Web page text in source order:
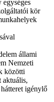
kör
állami
Nemzeti
közötti
aktuális,
igénylő